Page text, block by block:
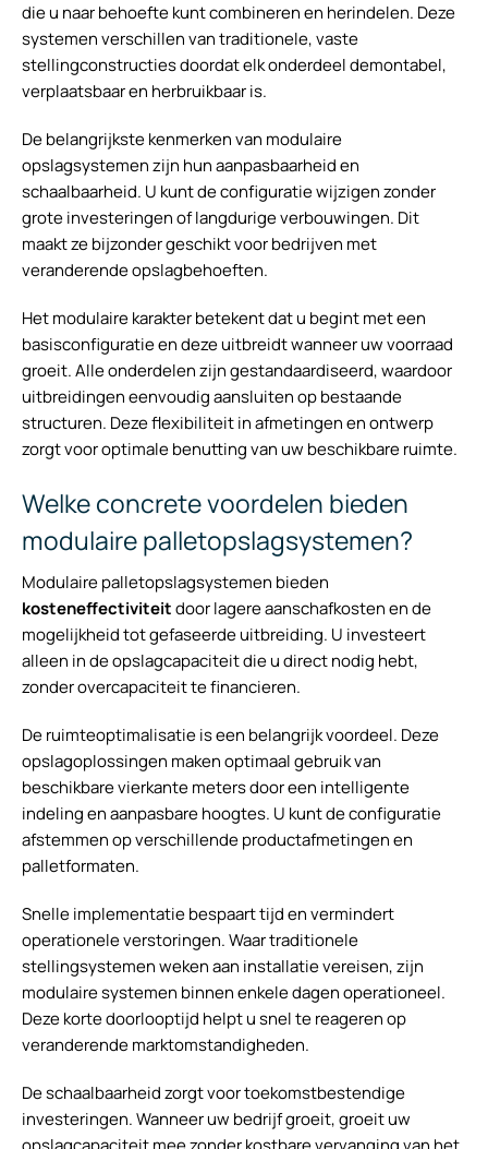
die u naar behoefte kunt combineren en herindelen. Deze
systemen verschillen van traditionele, vaste
stellingconstructies doordat elk onderdeel demontabel,
verplaatsbaar en herbruikbaar is.
De belangrijkste kenmerken van modulaire
opslagsystemen zijn hun aanpasbaarheid en
schaalbaarheid. U kunt de configuratie wijzigen zonder
grote investeringen of langdurige verbouwingen. Dit
maakt ze bijzonder geschikt voor bedrijven met
veranderende opslagbehoeften.
Het modulaire karakter betekent dat u begint met een
basisconfiguratie en deze uitbreidt wanneer uw voorraad
groeit. Alle onderdelen zijn gestandaardiseerd, waardoor
uitbreidingen eenvoudig aansluiten op bestaande
structuren. Deze flexibiliteit in afmetingen en ontwerp
zorgt voor optimale benutting van uw beschikbare ruimte.
Welke concrete voordelen bieden
modulaire palletopslagsystemen?
Modulaire palletopslagsystemen bieden
kosteneffectiviteitdoor lagere aanschafkosten en de
mogelijkheid tot gefaseerde uitbreiding. U investeert
alleen in de opslagcapaciteit die u direct nodig hebt,
zonder overcapaciteit te financieren.
De ruimteoptimalisatie is een belangrijk voordeel. Deze
opslagoplossingen maken optimaal gebruik van
beschikbare vierkante meters door een intelligente
indeling en aanpasbare hoogtes. U kunt de configuratie
afstemmen op verschillende productafmetingen en
palletformaten.
Snelle implementatie bespaart tijd en vermindert
operationele verstoringen. Waar traditionele
stellingsystemen weken aan installatie vereisen, zijn
modulaire systemen binnen enkele dagen operationeel.
Deze korte doorlooptijd helpt u snel te reageren op
veranderende marktomstandigheden.
De schaalbaarheid zorgt voor toekomstbestendige
investeringen. Wanneer uw bedrijf groeit, groeit uw